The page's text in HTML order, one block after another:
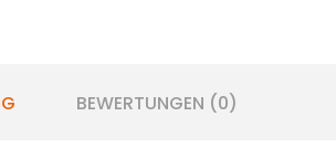
BEWERTUNGEN (0)